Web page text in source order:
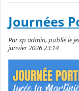
Journées
Par xp admin, publié le
janvier 2026 23:14